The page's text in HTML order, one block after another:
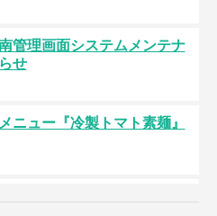
管理画面システムメンテナ
せ
ニュー『冷製トマト素麺』